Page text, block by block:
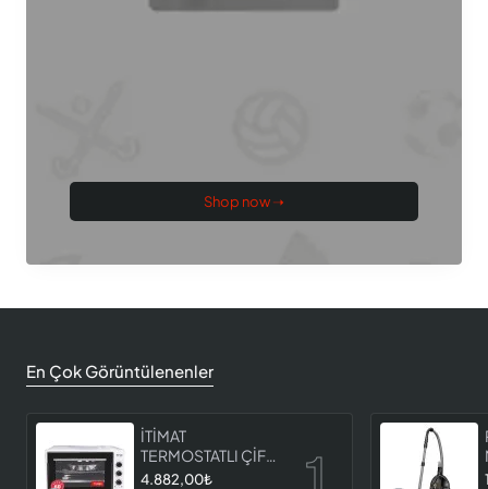
Shop now ➝
En Çok Görüntülenenler
İTİMAT
TERMOSTATLI ÇİFT
CAMLI FIRIN 8060
4.882,00₺